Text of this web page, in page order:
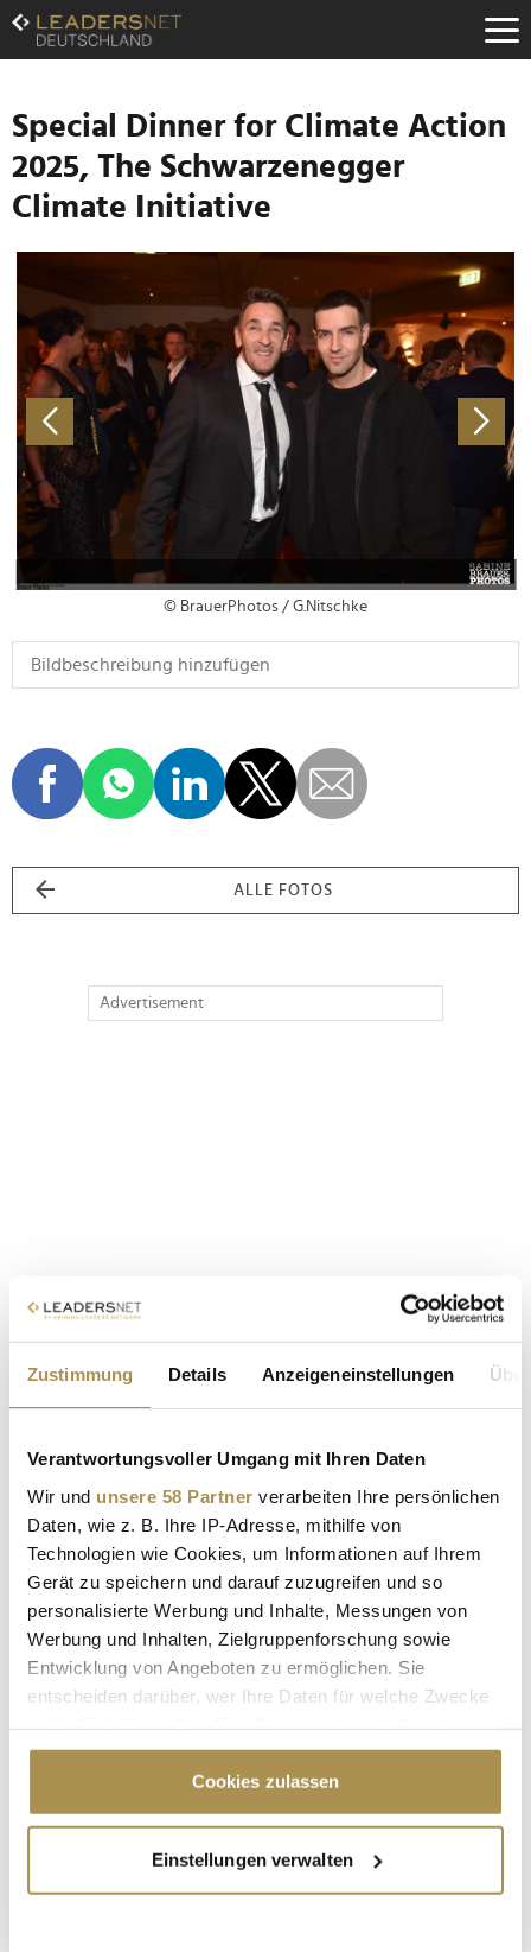
Zustimmung Details Anzeigeneinstellungen
Verantwortungsvoller Umgang mit Ihren Daten
Wir und unsere 58 Partner verarbeiten Ihre persönlichen
Daten, wie z. B. Ihre IP-Adresse, mithilfe von
Technologien wie Cookies, um Informationen auf Ihrem
Gerät zu speichern und darauf zuzugreifen und so
personalisierte Werbung und Inhalte, Messungen von
Werbung und Inhalten, Zielgruppenforschung sowie
Entwicklung von Angeboten zu ermöglichen. Sie
entscheiden darüber, wer Ihre Daten für welche Zwecke
Cookie-Erklärung oder durch Klicken auf das Privacy
Trigger Symbol ändern oder widerrufen
Informationen über Ihre geografische Lage
erfassen, welche bis auf einige Meter genau sein
Cookies zulassen
Einstellungen verwalten
Zum
Inhalt
Zur
Navigation
Zur
Hauptnavigation
Special Dinner for Climate Action
2025, The Schwarzenegger
Climate Initiative
© BrauerPhotos / G.Nitschke
ALLE FOTOS
Advertisement